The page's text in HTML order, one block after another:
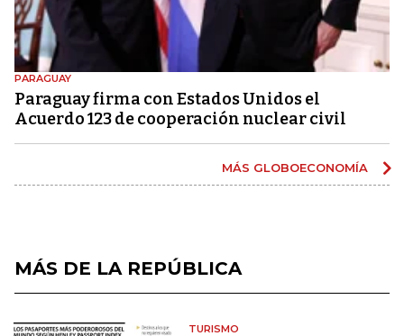
PARAGUAY
Paraguay firma con Estados Unidos el
Acuerdo 123 de cooperación nuclear civil
MÁS GLOBOECONOMÍA
MÁS DE LA REPÚBLICA
TURISMO